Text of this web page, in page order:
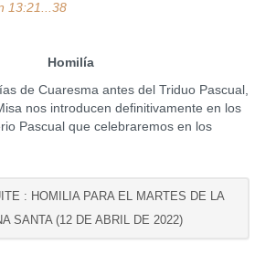
13:21...38
Homilía
de Cuaresma antes del Triduo Pascual,
nos introducen definitivamente en los
Pascual que celebraremos en los
: HOMILIA PARA EL MARTES DE LA
SANTA (12 DE ABRIL DE 2022)